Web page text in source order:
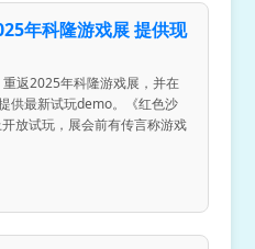
年科隆游戏展 提供现
返2025年科隆游戏展，并在
供最新试玩demo。《红色沙
放试玩，展会前有传言称游戏